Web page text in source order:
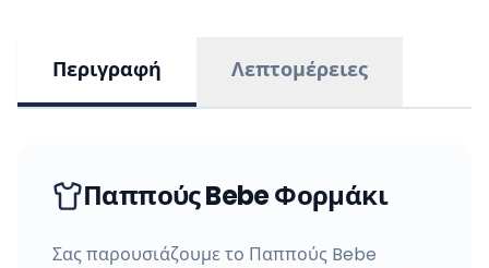
Περιγραφή Λεπτομέρειες
Παππούς Bebe Φορμάκι
Σας παρουσιάζουμε το Παππούς Bebe